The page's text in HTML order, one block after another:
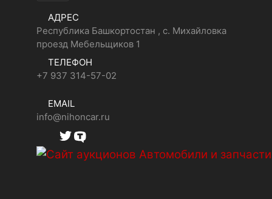
АДРЕС
Республика Башкортостан , с. Михайловка
проезд Мебельщиков 1
ТЕЛЕФОН
+7 937 314-57-02
EMAIL
info@nihoncar.ru